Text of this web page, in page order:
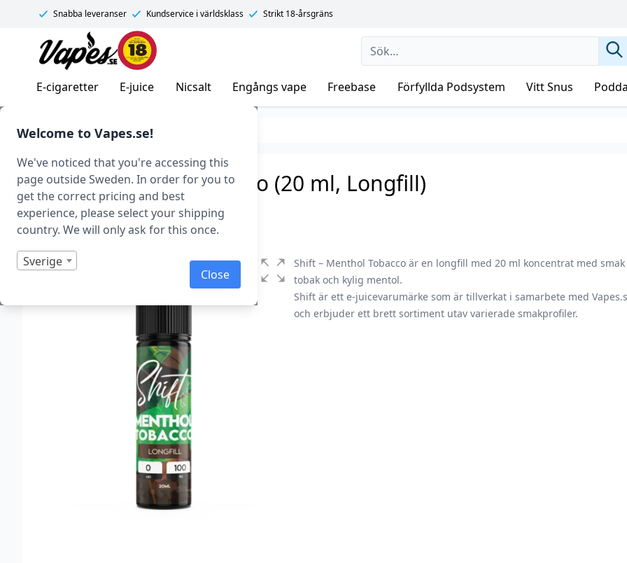
Welcome to Vapes.se!
We've noticed that you're accessing this
page outside Sweden. In order for you to
get the correct pricing and best
experience, please select your shipping
country. We will only ask for this once.
Sverige
Close
Snabba leveranser Kundservice i världsklass Strikt 18-årsgräns
Vapes.se
E-cigaretter E-juice Nicsalt Engångs vape Freebase Förfyllda Podsystem Vitt Snus
E-juice Smaker Tobak
Shift – Menthol Tobacco (20 ml, Longfill)
Art.nr: 43535
I lager
Shift – Menthol Tobacco är en longfill med 20 ml koncentrat med smak
tobak och kylig mentol.
Shift är ett e-juicevarumärke som är tillverkat i samarbete med
och erbjuder ett brett sortiment utav varierade smakprofiler.